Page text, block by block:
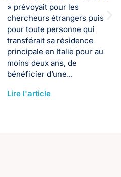
» prévoyait pour les
chercheurs étrangers puis
pour toute personne qui
transférait sa résidence
principale en Italie pour au
moins deux ans, de
bénéficier d’une...
Lire l'article